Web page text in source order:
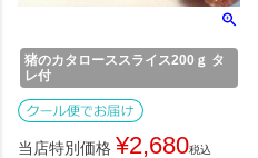
猪のカタローススライス200ｇ タ
レ付
当店特別価格 ¥2,680税込